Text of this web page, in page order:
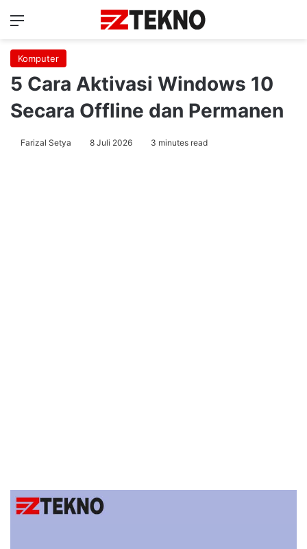
Menu
Komputer
5 Cara Aktivasi Windows 10
Secara Offline dan Permanen
Farizal Setya 8 Juli 2026 3 minutes read